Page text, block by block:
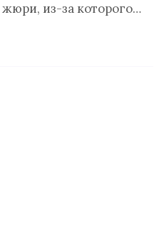
из-за которого…